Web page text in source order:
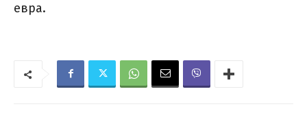
евра.